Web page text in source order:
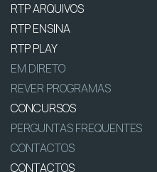
RTP ARQUIVOS
RTP ENSINA
RTP PLAY
EM DIRETO
REVER PROGRAMAS
CONCURSOS
PERGUNTAS FREQUENTES
CONTACTOS
CONTACTOS